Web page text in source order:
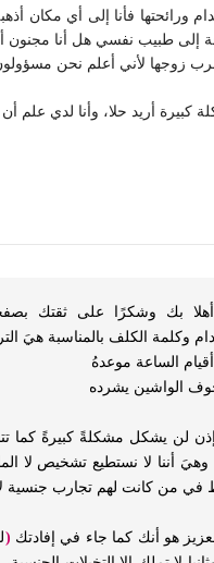
ورائحتها فأنا إلى أي مكان
إلى طبيب نفسي هل أنا مجنون
زوجها لأني أعلم نحن
كبيرة أريد حلا، وأنا لدي علم
أهلا بك وشكرًا على ثقتك
وكلمة الكلف بالمناسبة هيَ
الساعة موعدهُ
الواشين يشرده
إذن لن يشكل مشكلةً كبيرةً كما
وهيَ أننا لا نستطيع تشخيص لا
في من كانت لهم تجارب جنسية لا
هو أنك كما جاء في إفادتك (